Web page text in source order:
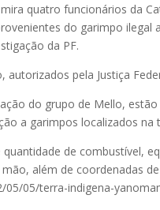
quatro funcionários da
do garimpo ilegal
da PF.
pela Justiça
do grupo de Mello,
a garimpos localizados na
de combustível,
além de coordenadas
05/terra-indigena-